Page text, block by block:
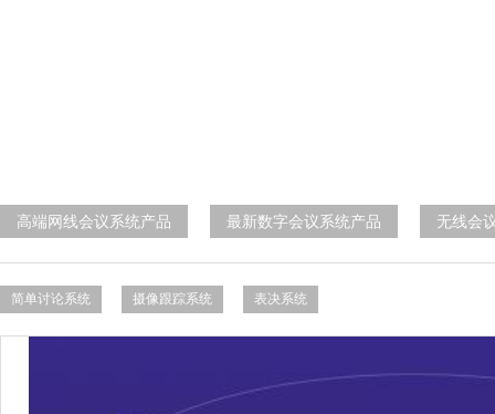
高端网线会议系统产品 最新数字会议系统产品 无线会
简单讨论系统 摄像跟踪系统 表决系统